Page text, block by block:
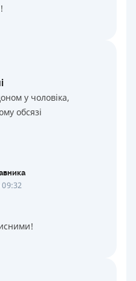
у чоловіка,
обсязі
09:32